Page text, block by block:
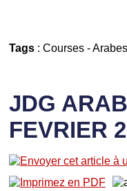
Tags: Courses-Arabes
JDG
FEVRIER